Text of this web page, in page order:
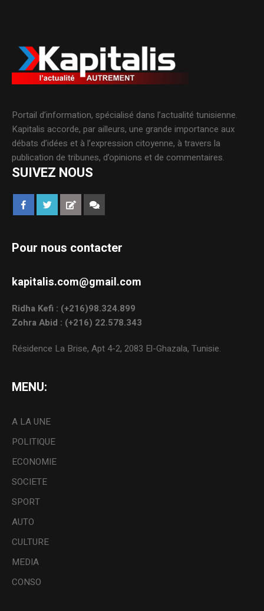
Portail d’information, spécialisé dans l’actualité tunisienne.
Kapitalis accorde, par ailleurs, une grande importance aux
débats d’idées et à l’expression citoyenne, à travers la
publication de tribunes, d’opinions et de commentaires.
SUIVEZ NOUS
Pour nous contacter
kapitalis.com@gmail.com
Ridha Kefi : (+216)98.324.899
Zohra Abid : (+216) 22.578.343
Résidence La Brise, Apt 4-2, 2083 El-Ghazala, Tunisie.
MENU:
A LA UNE
POLITIQUE
ECONOMIE
SOCIETE
SPORT
AUTO
CULTURE
MEDIA
CONSO